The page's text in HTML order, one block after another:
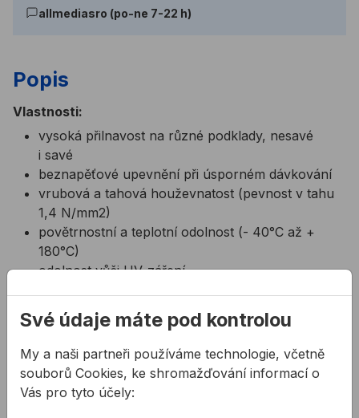
allmediasro (po-ne 7-22 h)
Popis
Vlastnosti:
vysoká přilnavost na různé podklady, nesavé
i savé
beznapěťové upevnění při úsporném dávkování
vrubová a tahová houževnatost (pevnost v tahu
1,4 N/mm2)
povětrnostní a teplotní odolnost (- 40°C až +
180°C)
odolnost vůči UV-záření
neutrální báze
lepení zrcadel na keramiku, sklo, plast, nerez,
hliník, dřevo, beton, atd...
lepení lakovaného a emailovaného skla
Své údaje máte pod kontrolou
My a naši partneři používáme technologie, včetně
souborů Cookies, ke shromažďování informací o
Vás pro tyto účely: